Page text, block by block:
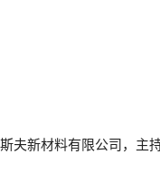
夫新材料有限公司，主